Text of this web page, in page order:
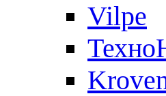
Vilpe